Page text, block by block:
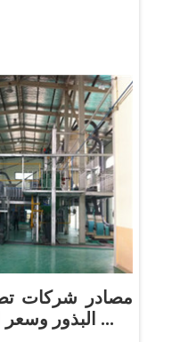
مصادر شركات
البذور وسعر القطن البذور في ...